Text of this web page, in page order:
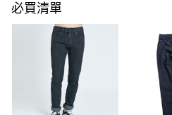
必買清單